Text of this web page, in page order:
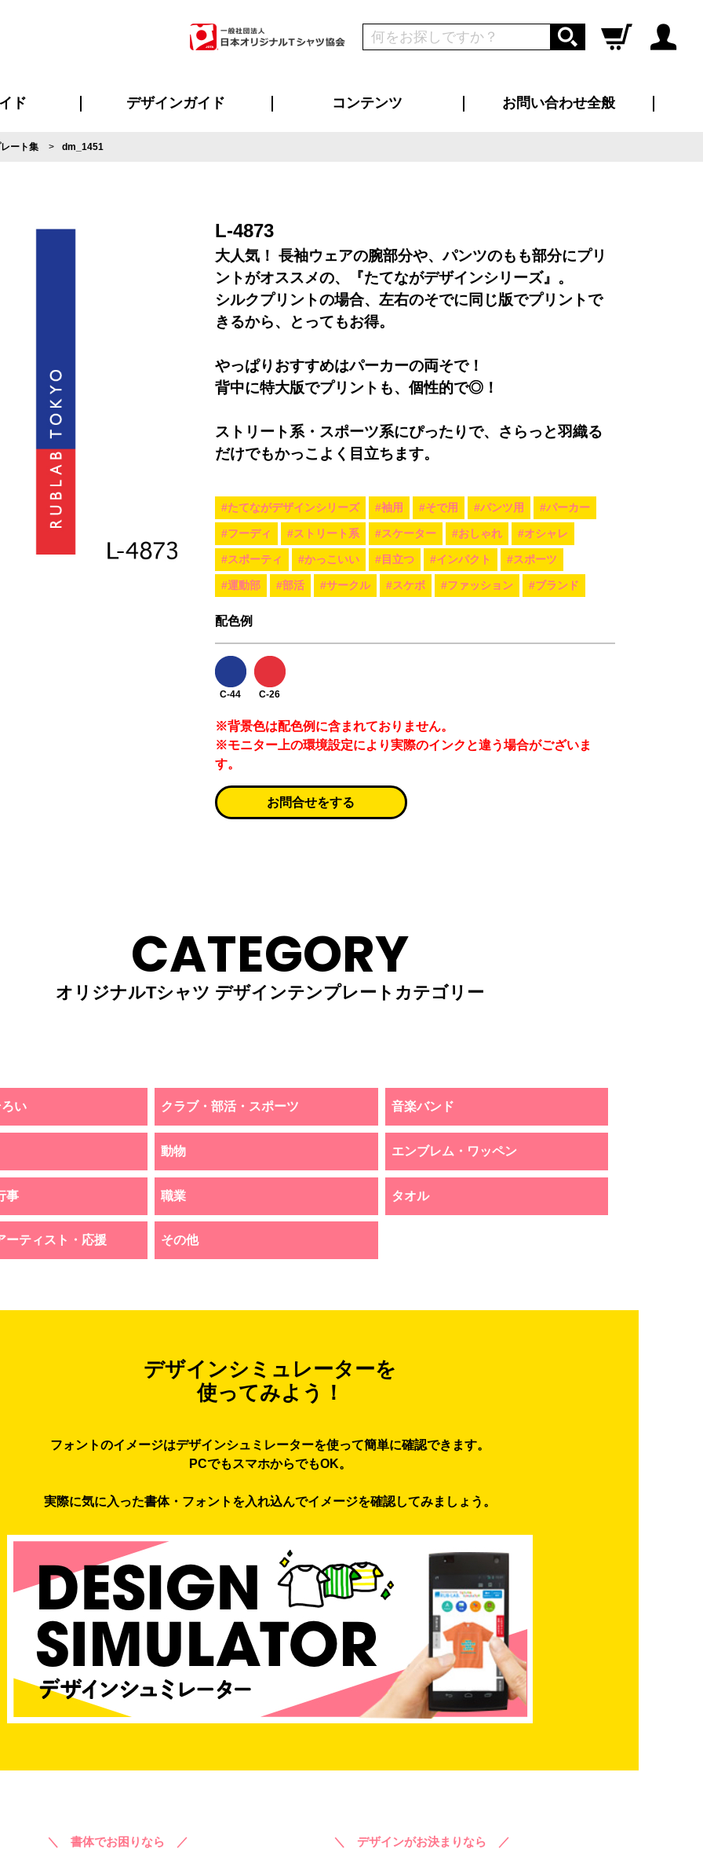
ログイン
ド
へ
ついて
ージ
について
ついて
リット
問
デザインガイド コンテンツ お問い合わせ全般
ート集 dm_1451
L-4873
大人気！ 長袖ウェアの腕部分や、パンツのもも部分にプリ
ントがオススメの、『たてながデザインシリーズ』。
シルクプリントの場合、左右のそでに同じ版でプリントで
きるから、とってもお得。
やっぱりおすすめはパーカーの両そで！
背中に特大版でプリントも、個性的で◎！
ストリート系・スポーツ系にぴったりで、さらっと羽織る
だけでもかっこよく目立ちます。
#たてながデザインシリーズ #袖用 #そで用 #パンツ用 #パーカー
#フーディ #ストリート系 #スケーター #おしゃれ #オシャレ
#スポーティ #かっこいい #目立つ #インパクト #スポーツ
#運動部 #部活 #サークル #スケボ #ファッション #ブランド
配色例
C-44 C-26
※背景色は配色例に含まれておりません。
※モニター上の環境設定により実際のインクと違う場合がございま
す。
お問合せをする
CATEGORY
オリジナルTシャツ デザインテンプレートカテゴリー
い クラブ・部活・スポーツ 音楽バンド
動物 エンブレム・ワッペン
事 職業 タオル
ーティスト・応援 その他
デザインシミュレーターを
使ってみよう！
フォントのイメージはデザインシュミレーターを使って簡単に確認できます。
PCでもスマホからでもOK。
実際に気に入った書体・フォントを入れ込んでイメージを確認してみましょう。
＼ 書体でお困りなら ／ ＼ デザインがお決まりなら ／